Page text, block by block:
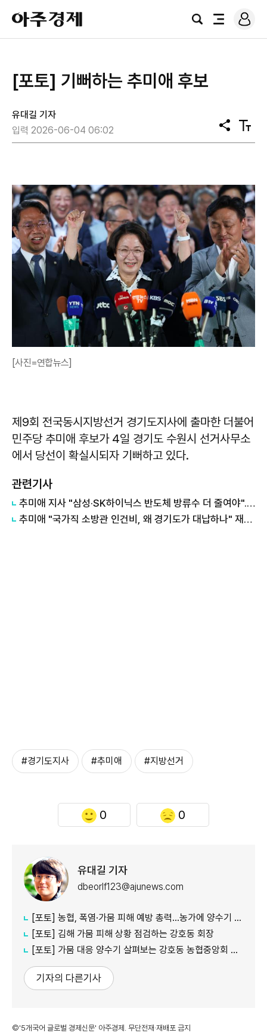
아
주
경
검
전
로
그
[포토] 기뻐하는 추미애 후보
유대길 기자
입력 2026-06-04 06:02
공
유
텍
스
[사진=연합뉴스]
제9회 전국동시지방선거 경기도지사에 출마한 더불어
민주당 추미애 후보가 4일 경기도 수원시 선거사무소
에서 당선이 확실시되자 기뻐하고 있다.
관련기사
추미애 지사 "삼성·SK하이닉스 반도체 방류수 더 줄여야"...환경책임 요구
추미애 "국가직 소방관 인건비, 왜 경기도가 대납하나" 재정개혁 촉구
#경기도지사 #추미애 #지방선거
0 0
유대길 기자
dbeorlf123@ajunews.com
[포토] 농협, 폭염·가뭄 피해 예방 총력…농가에 양수기 지원
[포토] 김해 가뭄 피해 상황 점검하는 강호동 회장
[포토] 가뭄 대응 양수기 살펴보는 강호동 농협중앙회 회장
기자의 다른기사
©'5개국어 글로벌 경제신문' 아주경제. 무단전재·재배포 금지